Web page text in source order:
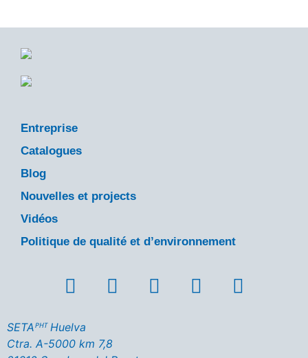
Entreprise
Catalogues
Blog
Nouvelles et projects
Vidéos
Politique de qualité et d’environnement
SETAᴾᴴᵀ Huelva
Ctra. A-5000 km 7,8